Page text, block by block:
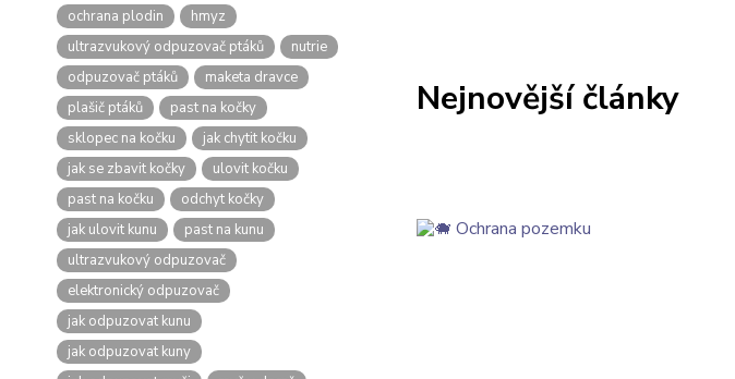
ochrana plodin
hmyz
ultrazvukový odpuzovač ptáků
nutrie
odpuzovač ptáků
maketa dravce
plašič ptáků
past na kočky
sklopec na kočku
jak chytit kočku
jak se zbavit kočky
ulovit kočku
past na kočku
odchyt kočky
jak ulovit kunu
past na kunu
ultrazvukový odpuzovač
elektronický odpuzovač
jak odpuzovat kunu
jak odpuzovat kuny
Nejnovější články